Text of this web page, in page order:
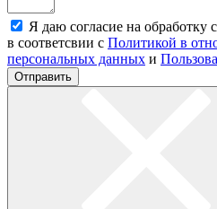
Я даю согласие на
в соответсвии с Политикой в
персональных данных и
Отправить